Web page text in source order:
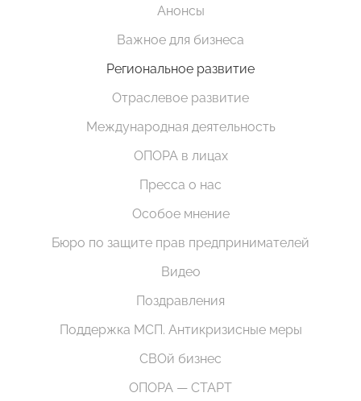
Анонсы
Важное для бизнеса
Региональное развитие
Отраслевое развитие
Международная деятельность
ОПОРА в лицах
Пресса о нас
Особое мнение
Бюро по защите прав предпринимателей
Видео
Поздравления
Поддержка МСП. Антикризисные меры
СВОй бизнес
ОПОРА — СТАРТ